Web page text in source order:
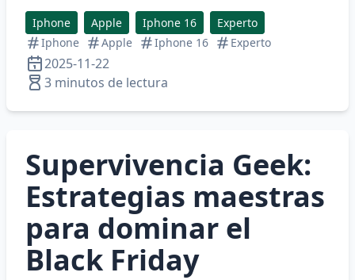
Iphone Apple Iphone 16
Experto
Iphone
Apple Iphone 16 Experto
2025-11-22
3 minutos de lectura
Supervivencia Geek:
Estrategias maestras
para dominar el
Black Friday